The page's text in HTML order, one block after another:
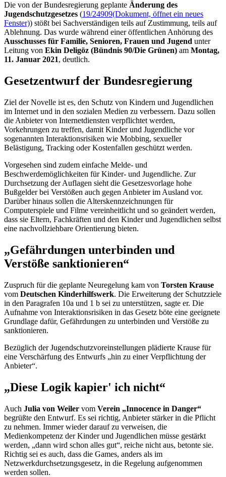
Die von der Bundesregierung geplante Änderung des
Jugendschutzgesetzes (19/24909(Dokument, öffnet ein neues
Fenster)) stößt bei Sachverständigen teils auf Zustimmung, teils auf
Ablehnung. Das wurde während einer öffentlichen Anhörung des
Ausschusses für Familie, Senioren, Frauen und Jugend unter
Leitung von Ekin Deligöz (Bündnis 90/Die Grünen) am Montag,
11. Januar 2021, deutlich.
Gesetzentwurf der Bundesregierung
Ziel der Novelle ist es, den Schutz von Kindern und Jugendlichen
im Internet und in den sozialen Medien zu verbessern. Dazu sollen
die Anbieter von Internetdiensten verpflichtet werden,
Vorkehrungen zu treffen, damit Kinder und Jugendliche vor
sogenannten Interaktionsrisiken wie Mobbing, sexueller
Belästigung, Tracking oder Kostenfallen geschützt werden.
Vorgesehen sind zudem einfache Melde- und
Beschwerdemöglichkeiten für Kinder- und Jugendliche. Zur
Durchsetzung der Auflagen sieht die Gesetzesvorlage hohe
Bußgelder bei Verstößen auch gegen Anbieter im Ausland vor.
Darüber hinaus sollen die Alterskennzeichnungen für
Computerspiele und Filme vereinheitlicht und so geändert werden,
dass sie Eltern, Fachkräften und den Kinder und Jugendlichen selbst
eine nachvollziehbare Orientierung bieten.
„Gefährdungen unterbinden und
Verstöße sanktionieren“
Zuspruch für die geplante Neuregelung kam von Torsten Krause
vom Deutschen Kinderhilfswerk. Die Erweiterung der Schutzziele
in den Paragrafen 10a und 1 b sei zu unterstützen, sagte er. Die
Aufnahme von Interaktionsrisiken in das Gesetz böte eine geeignete
Grundlage dafür, Gefährdungen zu unterbinden und Verstöße zu
sanktionieren.
Bezüglich der Jugendschutzvoreinstellungen plädierte Krause für
eine Verschärfung des Entwurfs „hin zu einer Verpflichtung der
Anbieter“.
„Diese Logik kapier' ich nicht“
Auch Julia von Weiler vom Verein „Innocence in Danger“
begrüßte den Entwurf. Es sei richtig, Anbieter stärker in die Pflicht
zu nehmen. Immer wieder darauf zu verweisen, die
Medienkompetenz der Kinder und Jugendlichen müsse gestärkt
werden, „dann wird schon alles gut“, reiche nicht aus, betonte sie.
Richtig sei es auch, dass die Games, anders als im
Netzwerkdurchsetzungsgesetz, in die Regelung aufgenommen
werden sollen.